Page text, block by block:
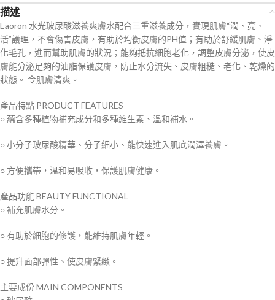
描述
Eaoron 水光玻尿酸滋養爽膚水配合三重滋養成分，實現肌膚“潤、亮、
活”護理，不會傷害皮膚，有助於均衡皮膚的PH值；有助於舒緩肌膚、淨
化毛孔，進而幫助肌膚的狀況；能夠抵抗細胞老化，調整皮膚分泌，使皮
膚能分泌足夠的油脂保護皮膚，防止水分流失、皮膚粗糙、老化、乾燥的
狀態。 令肌膚清爽。
產品特點 PRODUCT FEATURES
○ 蘊含多種植物補充成分和多種維生素、溫和補水。
○ 小分子玻尿酸精華、分子細小、能快速進入肌底潤澤養膚。
○ 方便攜帶，溫和易吸收，保護肌膚健康。
產品功能BEAUTY FUNCTIONAL
○ 補充肌膚水分。
○ 有助於細胞的修護，能維持肌膚年輕。
○ 提升面部彈性、使皮膚緊緻。
主要成份MAIN COMPONENTS